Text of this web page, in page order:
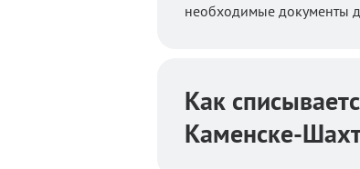
необходимые документы
Как
Каменске-